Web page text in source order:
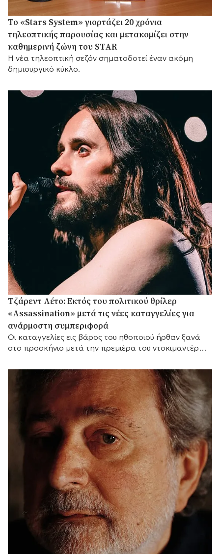
Το «Stars System» γιορτάζει 20 χρόνια
τηλεοπτικής παρουσίας και μετακομίζει στην
καθημερινή ζώνη του STAR
Η νέα τηλεοπτική σεζόν σηματοδοτεί έναν ακόμη
δημιουργικό κύκλο.
Τζάρεντ Λέτο: Εκτός του πολιτικού θρίλερ
«Assassination» μετά τις νέες καταγγελίες για
ανάρμοστη συμπεριφορά
Οι καταγγελίες εις βάρος του ηθοποιού ήρθαν ξανά
στο προσκήνιο μετά την πρεμιέρα του ντοκιμαντέρ